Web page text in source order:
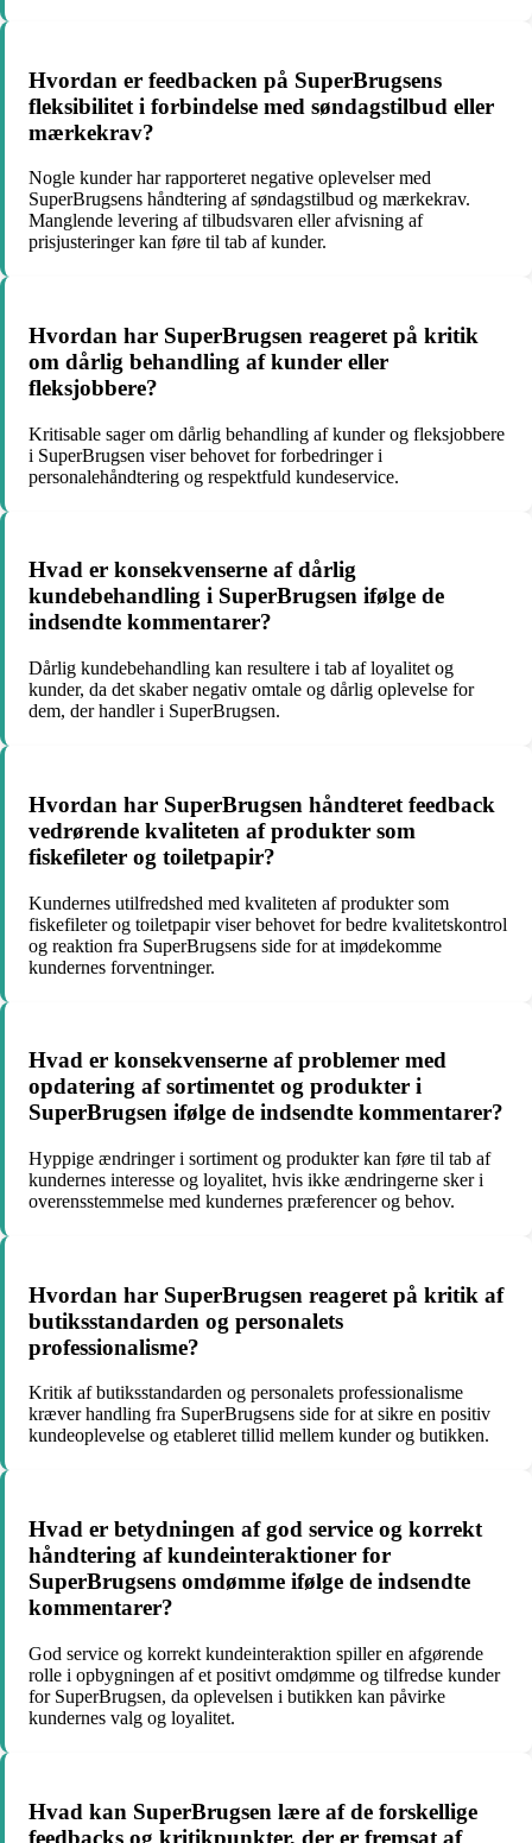
Hvordan er feedbacken på SuperBrugsens
fleksibilitet i forbindelse med søndagstilbud eller
mærkekrav?
Nogle kunder har rapporteret negative oplevelser med
SuperBrugsens håndtering af søndagstilbud og mærkekrav.
Manglende levering af tilbudsvaren eller afvisning af
prisjusteringer kan føre til tab af kunder.
Hvordan har SuperBrugsen reageret på kritik
om dårlig behandling af kunder eller
fleksjobbere?
Kritisable sager om dårlig behandling af kunder og fleksjobbere
i SuperBrugsen viser behovet for forbedringer i
personalehåndtering og respektfuld kundeservice.
Hvad er konsekvenserne af dårlig
kundebehandling i SuperBrugsen ifølge de
indsendte kommentarer?
Dårlig kundebehandling kan resultere i tab af loyalitet og
kunder, da det skaber negativ omtale og dårlig oplevelse for
dem, der handler i SuperBrugsen.
Hvordan har SuperBrugsen håndteret feedback
vedrørende kvaliteten af produkter som
fiskefileter og toiletpapir?
Kundernes utilfredshed med kvaliteten af produkter som
fiskefileter og toiletpapir viser behovet for bedre kvalitetskontrol
og reaktion fra SuperBrugsens side for at imødekomme
kundernes forventninger.
Hvad er konsekvenserne af problemer med
opdatering af sortimentet og produkter i
SuperBrugsen ifølge de indsendte kommentarer?
Hyppige ændringer i sortiment og produkter kan føre til tab af
kundernes interesse og loyalitet, hvis ikke ændringerne sker i
overensstemmelse med kundernes præferencer og behov.
Hvordan har SuperBrugsen reageret på kritik af
butiksstandarden og personalets
professionalisme?
Kritik af butiksstandarden og personalets professionalisme
kræver handling fra SuperBrugsens side for at sikre en positiv
kundeoplevelse og etableret tillid mellem kunder og butikken.
Hvad er betydningen af god service og korrekt
håndtering af kundeinteraktioner for
SuperBrugsens omdømme ifølge de indsendte
kommentarer?
God service og korrekt kundeinteraktion spiller en afgørende
rolle i opbygningen af et positivt omdømme og tilfredse kunder
for SuperBrugsen, da oplevelsen i butikken kan påvirke
kundernes valg og loyalitet.
Hvad kan SuperBrugsen lære af de forskellige
feedbacks og kritikpunkter, der er fremsat af